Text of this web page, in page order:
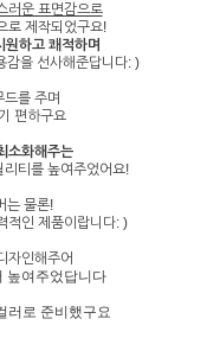
러운 표면감으로
로 제작되었구요!
원하고 쾌적하며
감을 선사해준답니다: )
를 주며
편하구요
소화해주는
티를 높여주었어요!
는 물론!
적인 제품이랍니다: )
자인해주어
높여주었답니다
러로 준비했구요